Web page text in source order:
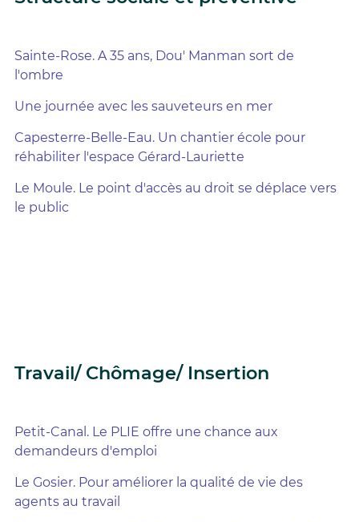
Sainte-Rose. A 35 ans, Dou' Manman sort de
l'ombre
Une journée avec les sauveteurs en mer
Capesterre-Belle-Eau. Un chantier école pour
réhabiliter l'espace Gérard-Lauriette
Le Moule. Le point d'accès au droit se déplace vers
le public
Travail/ Chômage/ Insertion
Petit-Canal. Le PLIE offre une chance aux
demandeurs d'emploi
Le Gosier. Pour améliorer la qualité de vie des
agents au travail